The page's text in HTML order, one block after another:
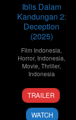
Iblis Dalam
Kandungan 2:
Deception
(2025)
Film Indonesia,
Horror, Indonesia,
Movie,Thriller,
Indonesia
26
Feb
2025
Johansyah
Jumberan
TRAILER
WATCH